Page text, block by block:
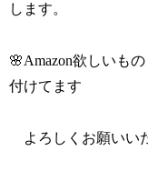
します。
🌸Amazon欲しいも
付けてます
よろしくお願いい